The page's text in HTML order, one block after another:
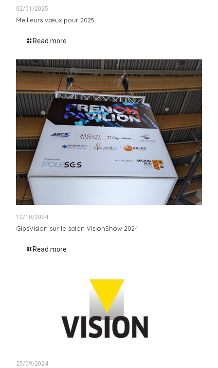
02/01/2025
Meilleurs vœux pour 2025
Read more
10/10/2024
GipsVision sur le salon VisionShow 2024
Read more
25/09/2024